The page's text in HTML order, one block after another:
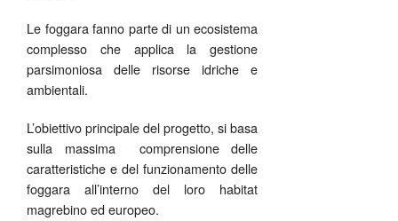
Le foggara fanno parte di un ecosistema
complesso che applica la gestione
parsimoniosa delle risorse idriche e
ambientali.
L’obiettivo principale del progetto, si basa
sulla massima comprensione delle
caratteristiche e del funzionamento delle
foggara all’interno del loro habitat
magrebino ed europeo.